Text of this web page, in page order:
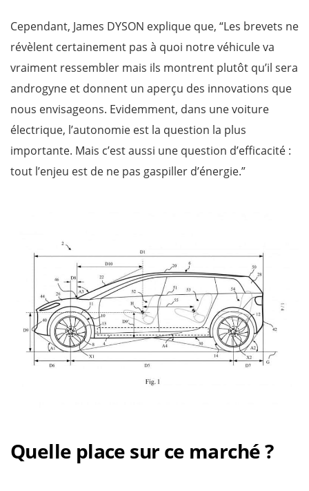
Cependant, James DYSON explique que, “Les brevets ne
révèlent certainement pas à quoi notre véhicule va
vraiment ressembler mais ils montrent plutôt qu’il sera
androgyne et donnent un aperçu des innovations que
nous envisageons. Evidemment, dans une voiture
électrique, l’autonomie est la question la plus
importante. Mais c’est aussi une question d’efficacité :
tout l’enjeu est de ne pas gaspiller d’énergie.”
Quelle place sur ce marché ?